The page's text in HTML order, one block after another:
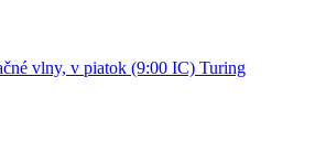
vlny, v piatok (9:00 IC) Turing